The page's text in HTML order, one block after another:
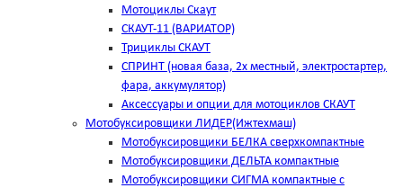
Мотоциклы Скаут
СКАУТ-11 (ВАРИАТОР)
Трициклы СКАУТ
СПРИНТ (новая база, 2х местный, электростартер,
фара, аккумулятор)
Аксессуары и опции для мотоциклов СКАУТ
Мотобуксировщики ЛИДЕР(Ижтехмаш)
Мотобуксировщики БЕЛКА сверхкомпактные
Мотобуксировщики ДЕЛЬТА компактные
Мотобуксировщики СИГМА компактные с